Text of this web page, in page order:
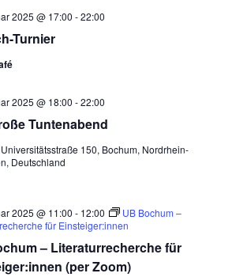
Turnier
2025 @ 17:00 -22:00
Tuntenabend
2025 @ 18:00 -22:00
Universitätsstraße 150, Bochum, Nordrhein-
Deutschland
– Literaturrecherche für
(per Zoom)
2025 @ 11:00 - 12:00
UB Bochum –
für Einsteiger:innen